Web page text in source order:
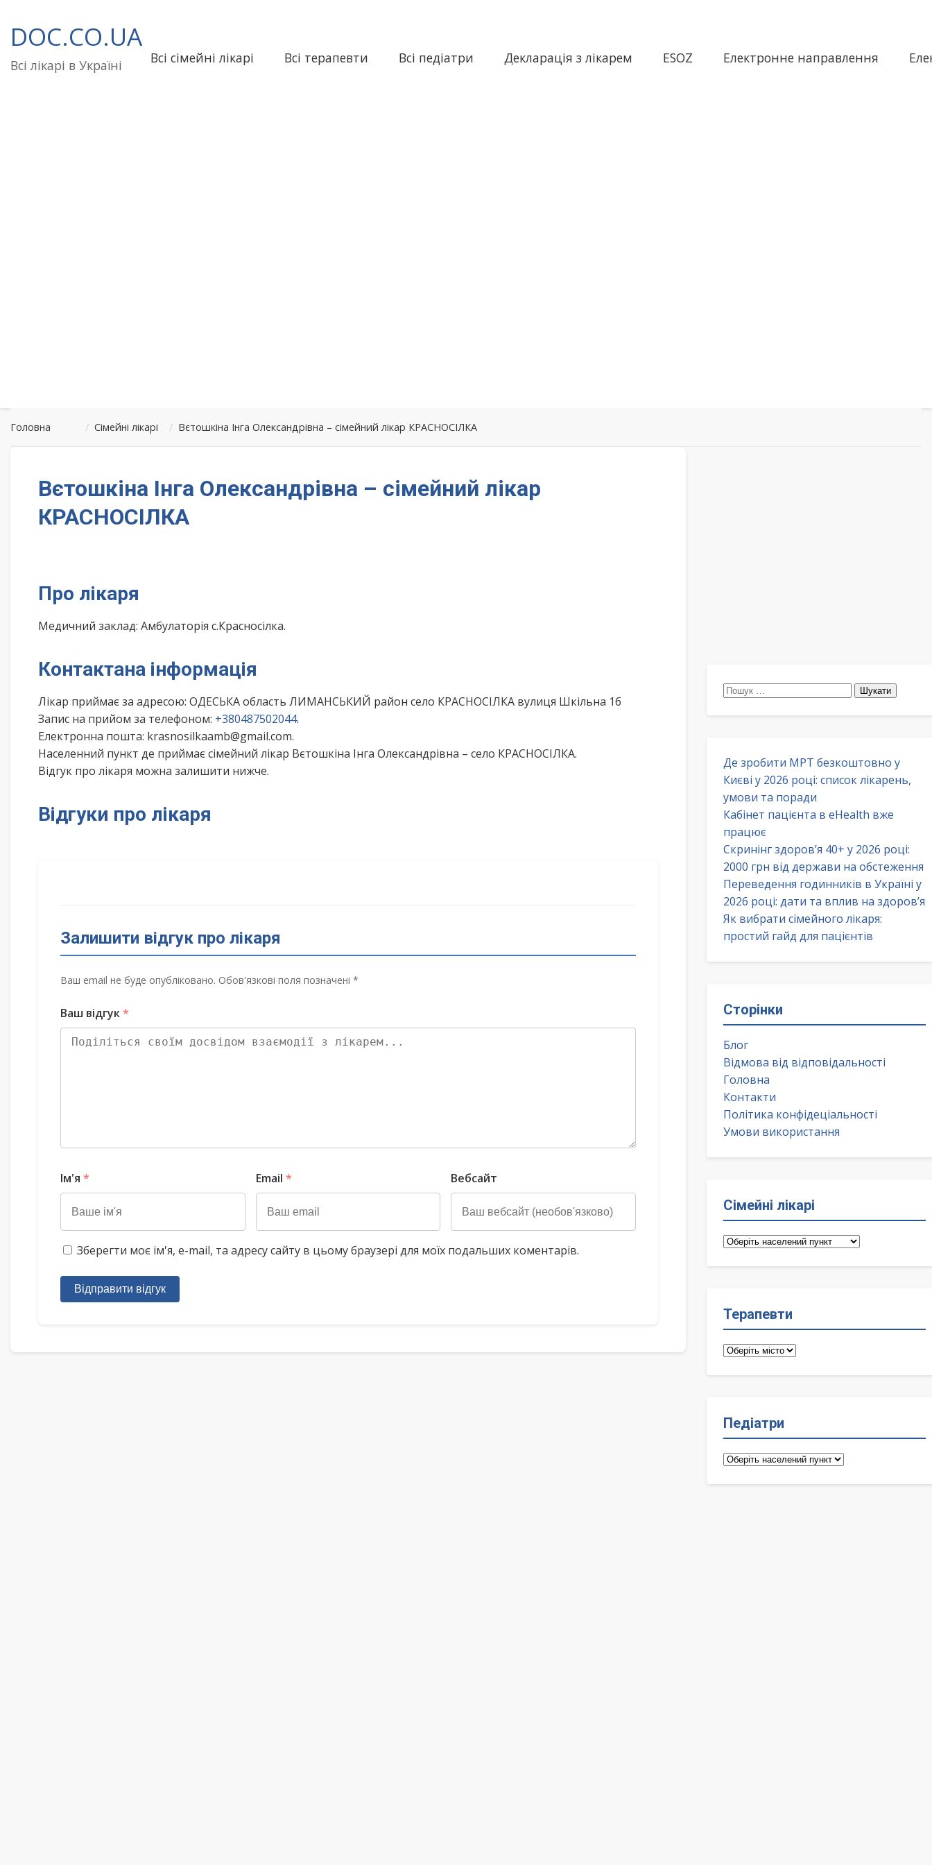
до
вмісту
DOC.CO.UA
Всі лікарі в Україні Всі сімейні лікарі Всі терапевти Всі педіатри Декларація з лікарем ESOZ Електронне направлення
Головна / Сімейні лікарі / Вєтошкіна Інга Олександрівна – сімейний лікар КРАСНОСІЛКА
Вєтошкіна Інга Олександрівна – сімейний лікар
КРАСНОСІЛКА
Про лікаря
Медичний заклад: Амбулаторія с.Красносілка.
Контактана інформація
Лікар приймає за адресою: ОДЕСЬКА область ЛИМАНСЬКИЙ район село КРАСНОСІЛКА вулиця Шкільна 1б
Запис на прийом за телефоном: +380487502044.
Електронна пошта: krasnosilkaamb@gmail.com.
Населенний пункт де приймає сімейний лікар Вєтошкіна Інга Олександрівна – село КРАСНОСІЛКА.
Відгук про лікаря можна залишити нижче.
Відгуки про лікаря
Залишити відгук про лікаря
Ваш email не буде опубліковано. Обов'язкові поля позначені *
Ваш відгук*
Ім'я * Email * Вебсайт
Зберегти моє ім'я, e-mail, та адресу сайту в цьому браузері для моїх подальших коментарів.
Відправити відгук
Пошук:
Де зробити МРТ безкоштовно у
Києві у 2026 році: список лікарень,
умови та поради
Кабінет пацієнта в eHealth вже
працює
Скринінг здоров’я 40+ у 2026 році:
2000 грн від держави на обстеження
Переведення годинників в Україні у
2026 році: дати та вплив на здоров’я
Як вибрати сімейного лікаря:
простий гайд для пацієнтів
Сторінки
Блог
Відмова від відповідальності
Головна
Контакти
Політика конфідеціальності
Умови використання
Сімейні лікарі
Сімейні
Терапевти
Терапевти
Педіатри
Педіатри